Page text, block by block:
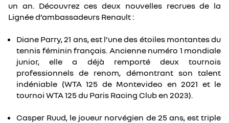
un an. Découvrez ces deux nouvelles recrues de la
Lignée d’ambassadeurs Renault :
Diane Parry, 21 ans, est l’une des étoiles montantes du
tennis féminin français. Ancienne numéro 1 mondiale
junior, elle a déjà remporté deux tournois
professionnels de renom, démontrant son talent
indéniable (WTA 125 de Montevideo en 2021 et le
tournoi WTA 125 du Paris Racing Club en 2023).
Casper Ruud, le joueur norvégien de 25 ans, est triple